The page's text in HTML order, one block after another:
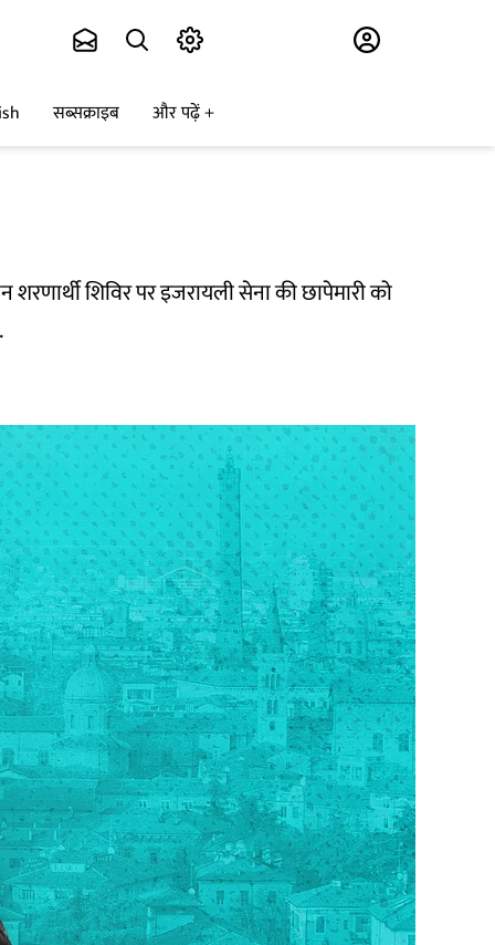
सब्सक्राइब और पढ़ें
शिविर पर इजरायली सेना की छापेमारी को